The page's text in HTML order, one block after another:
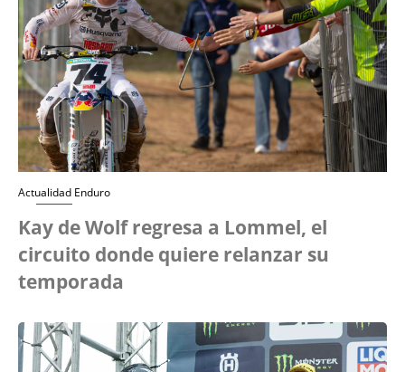
Actualidad Enduro
Kay de Wolf regresa a Lommel, el
circuito donde quiere relanzar su
temporada